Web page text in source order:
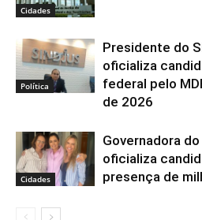
Cidades
Política
Presidente do
oficializa
federal pelo
de 2026
Cidades
Governadora do
oficializa
presença de